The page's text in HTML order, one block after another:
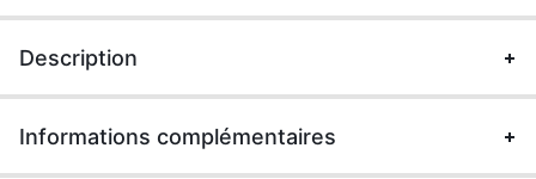
-
Bilingue
français/anglais
-
Coffret
Description
Informations complémentaires